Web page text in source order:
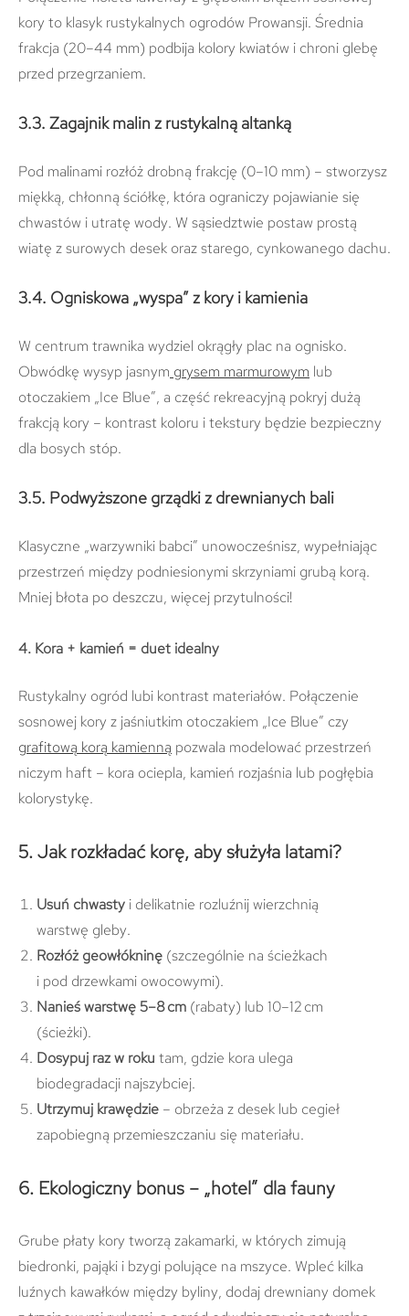
kory to klasyk rustykalnych ogrodów Prowansji. Średnia
frakcja (20–44 mm) podbija kolory kwiatów i chroni glebę
przed przegrzaniem.
3.3. Zagajnik malin z rustykalną altanką
Pod malinami rozłóż drobną frakcję (0–10 mm) – stworzysz
miękką, chłonną ściółkę, która ograniczy pojawianie się
chwastów i utratę wody. W sąsiedztwie postaw prostą
wiatę z surowych desek oraz starego, cynkowanego dachu.
3.4. Ogniskowa „wyspa” z kory i kamienia
W centrum trawnika wydziel okrągły plac na ognisko.
Obwódkę wysyp jasnym grysem marmurowym lub
otoczakiem „Ice Blue”, a część rekreacyjną pokryj dużą
frakcją kory – kontrast koloru i tekstury będzie bezpieczny
dla bosych stóp.
3.5. Podwyższone grządki z drewnianych bali
Klasyczne „warzywniki babci” unowocześnisz, wypełniając
przestrzeń między podniesionymi skrzyniami grubą korą.
Mniej błota po deszczu, więcej przytulności!
4. Kora + kamień = duet idealny
Rustykalny ogród lubi kontrast materiałów. Połączenie
sosnowej kory z jaśniutkim otoczakiem „Ice Blue” czy
grafitową korą kamienną pozwala modelować przestrzeń
niczym haft – kora ociepla, kamień rozjaśnia lub pogłębia
kolorystykę.
5. Jak rozkładać korę, aby służyła latami?
Usuń chwasty i delikatnie rozluźnij wierzchnią
warstwę gleby.
Rozłóż geowłókninę (szczególnie na ścieżkach
i pod drzewkami owocowymi).
Nanieś warstwę 5–8 cm (rabaty) lub 10–12 cm
(ścieżki).
Dosypuj raz w roku tam, gdzie kora ulega
biodegradacji najszybciej.
Utrzymuj krawędzie – obrzeża z desek lub cegieł
zapobiegną przemieszczaniu się materiału.
6. Ekologiczny bonus – „hotel” dla fauny
Grube płaty kory tworzą zakamarki, w których zimują
biedronki, pająki i bzygi polujące na mszyce. Wpleć kilka
luźnych kawałków między byliny, dodaj drewniany domek